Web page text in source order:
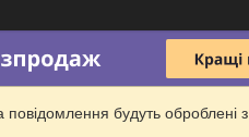
будуть оброблені